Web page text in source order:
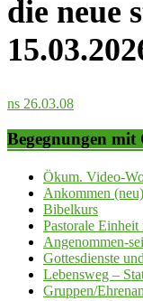
die neue
ns 26.03.08
Begegnungen mit
Ökum. Video-
Ankommen
Bibelkurs
Pastorale Einheit
Angenommen-
Gottesdienste
Lebensweg –
Gruppen/